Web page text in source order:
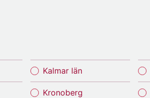
Kalmar län
Kronoberg